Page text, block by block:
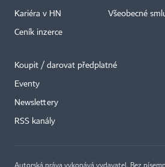
Kariéra v HN
Ceník inzerce
Všeobecné
Koupit / darovat předplatné
Eventy
Newslettery
RSS kanály
Autorská práva vykonává vydavatel. Bez